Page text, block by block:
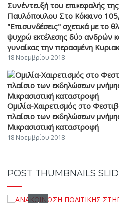
Συνέντευξή του επικεφαλής
Παυλόπουλου Στο Κόκκινο
"Επισυνδέσεις" σχετικά με το
ψυχρώ εκτέλεσης δύο ανδρών
γυναίκας την περασμένη
18 Νοεμβρίου 2018
Ομιλία-Χαιρετισμός στο
πλαίσιο των εκδηλώσεων
Μικρασιατική καταστροφή
18 Νοεμβρίου 2018
POST THUMBNAILS